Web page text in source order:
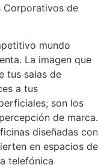
Corporativos de
mundo
La imagen que
tus salas de
a tus
son los
de marca.
diseñadas con
en espacios de
telefónica